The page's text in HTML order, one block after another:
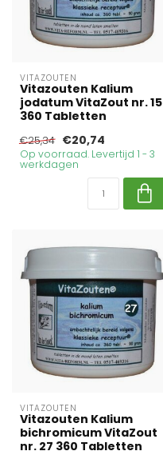
VITAZOUTEN
Vitazouten Kalium
jodatum VitaZout nr. 15
360 Tabletten
€25,34 €20,74
Op voorraad. Levertijd 1 - 3
werkdagen
VITAZOUTEN
Vitazouten Kalium
bichromicum VitaZout
nr. 27 360 Tabletten